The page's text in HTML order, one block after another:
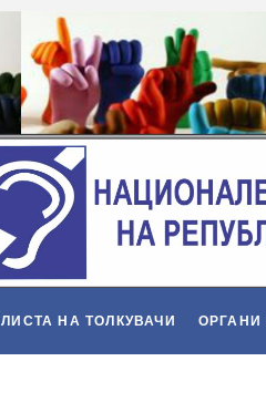
ЛИСТА НА ТОЛКУВАЧИ ОРГАНИ